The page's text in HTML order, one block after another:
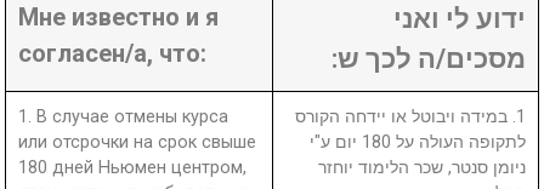
Мне известно и я
согласен/а, что:
ידוע לי ואני
מסכים/ה לכך ש:
1. В случае отмены курса
или отсрочки на срок свыше
180 дней Ньюмен центром,
1. במידה ויבוטל או יידחה הקורס
לתקופה העולה על 180 יום ע"י
ניומן סנטר, שכר הלימוד יוחזר